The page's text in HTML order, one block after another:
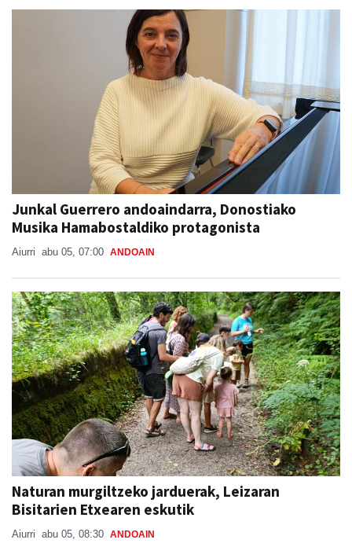
Junkal Guerrero andoaindarra, Donostiako
Musika Hamabostaldiko protagonista
Aiurri abu 05, 07:00 ANDOAIN
Naturan murgiltzeko jarduerak, Leizaran
Bisitarien Etxearen eskutik
Aiurri abu 05, 08:30 ANDOAIN